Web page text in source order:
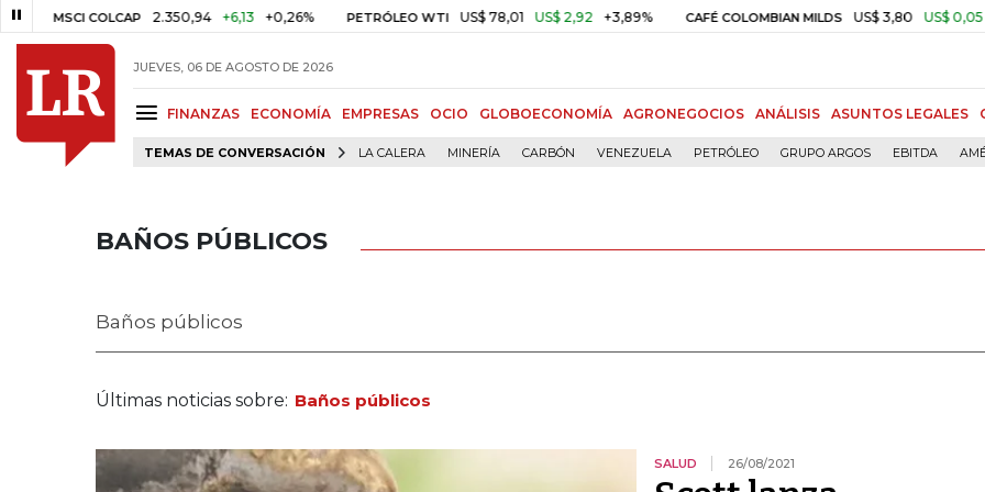
COLCAP 2.350,94 +6,13 +0,26% PETRÓLEO WTI US$ 78,01 US$ 2,92 +3,89% CAFÉ COLOMBIAN MILDS US$ 3,80 US$ 0,05 +1,40%
JUEVES, 06 DE AGOSTO DE 2026
FINANZAS ECONOMÍA EMPRESAS OCIO GLOBOECONOMÍA AGRONEGOCIOS ANÁLISIS ASUNTOS LEGALES
TEMAS DE CONVERSACIÓN LA CALERA MINERÍA CARBÓN VENEZUELA PETRÓLEO GRUPO ARGOS EBITDA
BAÑOS PÚBLICOS
Baños públicos
Últimas noticias sobre: Baños públicos
SALUD 26/08/2021